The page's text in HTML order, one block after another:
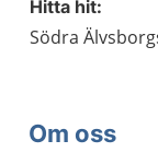
Hitta hit:
Södra
Om oss